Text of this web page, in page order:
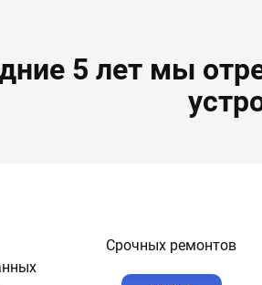
5 лет мы
Срочных ремонтов